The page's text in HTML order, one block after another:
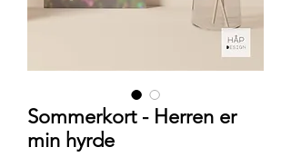
Sommerkort - Herren er
min hyrde